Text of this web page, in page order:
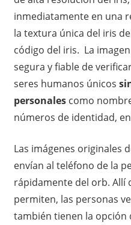
inmediatamente en una
la textura única del iris
código del iris. La
segura y fiable de
seres humanos únicos
personalescomo
números de identidad,
Las imágenes originales
envían al teléfono de la
rápidamente del orb. Allí
permiten, las personas
también tienen la opción